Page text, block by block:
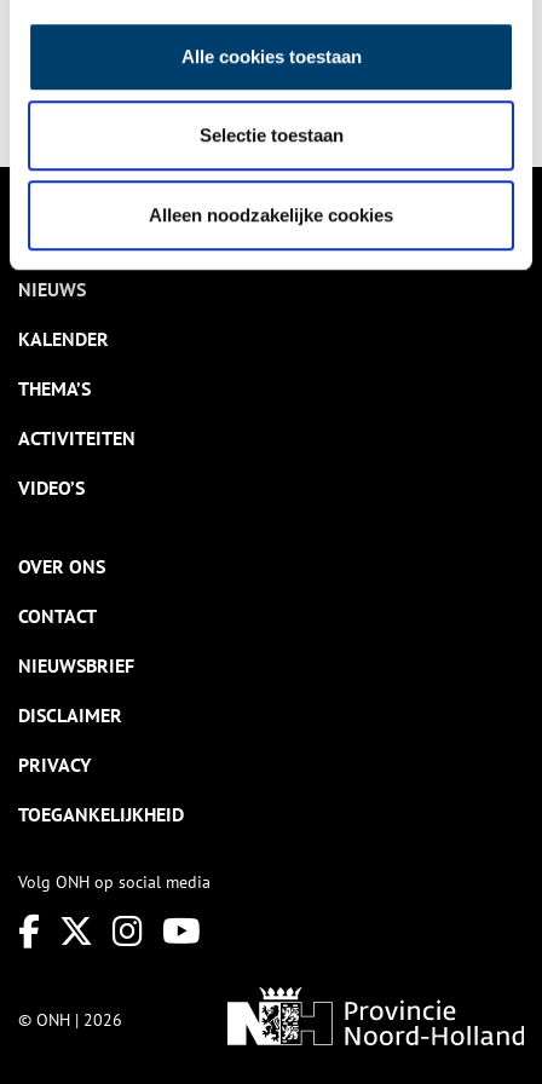
Alle cookies toestaan
Selectie toestaan
Alleen noodzakelijke cookies
NIEUWS
KALENDER
THEMA’S
ACTIVITEITEN
VIDEO’S
OVER ONS
CONTACT
NIEUWSBRIEF
DISCLAIMER
PRIVACY
TOEGANKELIJKHEID
Volg ONH op social media
© ONH | 2026